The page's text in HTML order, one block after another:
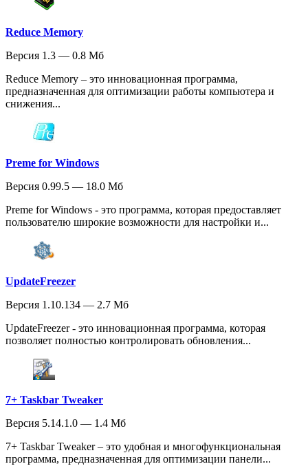
Reduce Memory
Версия 1.3 — 0.8 Мб
Reduce Memory – это инновационная программа,
предназначенная для оптимизации работы компьютера и
снижения...
Preme for Windows
Версия 0.99.5 — 18.0 Мб
Preme for Windows - это программа, которая предоставляет
пользователю широкие возможности для настройки и...
UpdateFreezer
Версия 1.10.134 — 2.7 Мб
UpdateFreezer - это инновационная программа, которая
позволяет полностью контролировать обновления...
7+ Taskbar Tweaker
Версия 5.14.1.0 — 1.4 Мб
7+ Taskbar Tweaker – это удобная и многофункциональная
программа, предназначенная для оптимизации панели...